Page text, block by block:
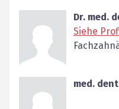
Dr. med.
Siehe
med.